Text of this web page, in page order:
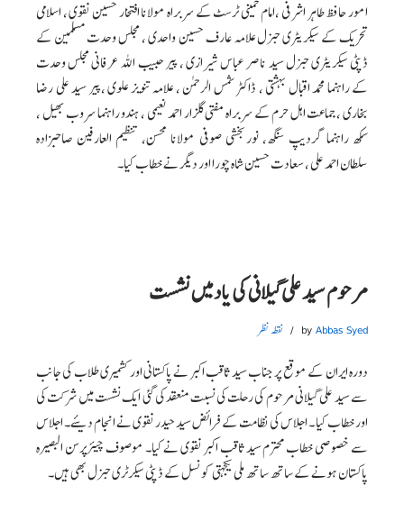
امور حافظ طاہر اشرفی ،امام خمینی ٹرسٹ کے سربراہ مولانا افتخار حسین نقوی ، اسلامی
تحریک کے سیکریٹری جنرل علامہ عارف حسین واحدی ، مجلس وحدت مسلمین کے
ڈپٹی سیکریٹری جنرل سید ناصر عباس شیرازی ، پیر حبیب اللہ عرفانی مجلس وحدت
کے راہنما محمد اقبال بہشتی ، ڈاکٹر شمس الرحمن ، علامہ تنویز علوی ،پیر سید علی رضا
بخاری ،جماعت اہل حرم کے سربراہ مفتی گلزار احمد نعیمی ، ہندو راہنما سروب بھیل ،
سکھ راہنما گردیپ سنگھ، نوربخشی صوفی مولانا محسن، تنظیم العارفین صاحبزادہ
سلطان احمد علی ، سعادت حسین شاہ چورا اور دیگر نے خطاب کیا۔
مرحوم سید علی گیلانی کی یاد میں نشست
by Abbas Syed نقطہ نظر
دورہ ایران کے موقع پر جناب سید ثاقب اکبر نے پاکستانی اور کشمیری طلاب کی جانب
سے سید علی گیلانی مرحوم کی رحلت کی نسبت منعقد کی گئی ایک نشست میں شرکت کی
اور خطاب کیا ۔ اجلاس کی نظامت کے فرائض سید حیدر نقوی نے انجام دیئے۔ اجلاس
سے خصوصی خطاب محترم سید ثاقب اکبر نقوی نے کیا۔ موصوف چیئرپرسن البصیرہ
پاکستان ہونے کے ساتھ ساتھ ملی یکجہتی کونسل کے ڈپٹی سیکرٹری جنرل بھی ہیں۔